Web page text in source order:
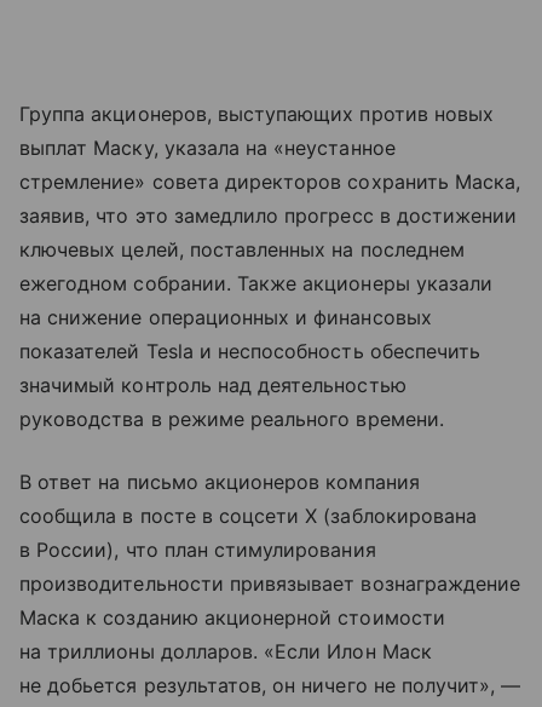
Группа акционеров, выступающих против новых
выплат Маску, указала на «неустанное
стремление» совета директоров сохранить Маска,
заявив, что это замедлило прогресс в достижении
ключевых целей, поставленных на последнем
ежегодном собрании. Также акционеры указали
на снижение операционных и финансовых
показателей Tesla и неспособность обеспечить
значимый контроль над деятельностью
руководства в режиме реального времени.
В ответ на письмо акционеров компания
сообщила в посте в соцсети X (заблокирована
в России), что план стимулирования
производительности привязывает вознаграждение
Маска к созданию акционерной стоимости
на триллионы долларов. «Если Илон Маск
не добьется результатов, он ничего не получит», —